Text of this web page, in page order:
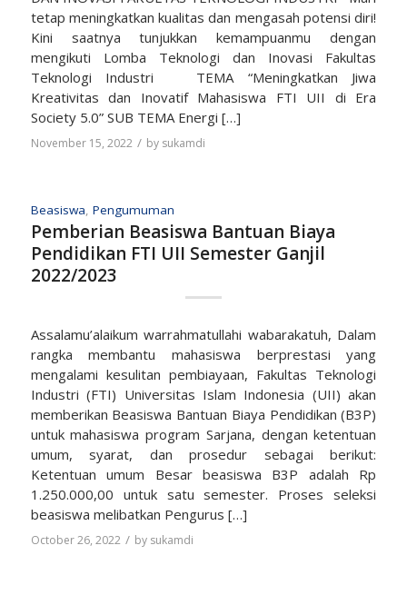
tetap meningkatkan kualitas dan mengasah potensi diri!
Kini saatnya tunjukkan kemampuanmu dengan
mengikuti Lomba Teknologi dan Inovasi Fakultas
Teknologi Industri TEMA “Meningkatkan Jiwa
Kreativitas dan Inovatif Mahasiswa FTI UII di Era
Society 5.0” SUB TEMA Energi […]
November 15, 2022 / by sukamdi
Beasiswa Pengumuman
Pemberian Beasiswa Bantuan Biaya
Pendidikan FTI UII Semester Ganjil
2022/2023
Assalamu’alaikum warrahmatullahi wabarakatuh, Dalam
rangka membantu mahasiswa berprestasi yang
mengalami kesulitan pembiayaan, Fakultas Teknologi
Industri (FTI) Universitas Islam Indonesia (UII) akan
memberikan Beasiswa Bantuan Biaya Pendidikan (B3P)
untuk mahasiswa program Sarjana, dengan ketentuan
umum, syarat, dan prosedur sebagai berikut:
Ketentuan umum Besar beasiswa B3P adalah Rp
1.250.000,00 untuk satu semester. Proses seleksi
beasiswa melibatkan Pengurus […]
October 26, 2022 / by sukamdi